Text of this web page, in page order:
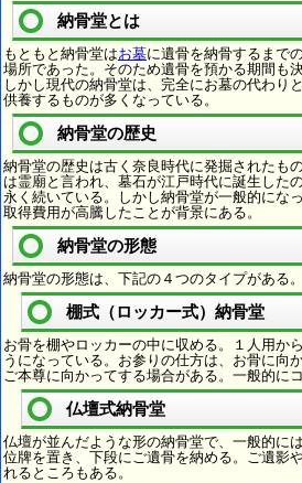
納骨堂とは
もともと納骨堂はお墓に遺骨を納骨するまで
場所であった。そのため遺骨を預かる期間も
しかし現代の納骨堂は、完全にお墓の代わり
供養するものが多くなっている。
納骨堂の歴史
納骨堂の歴史は古く奈良時代に発掘されたも
は霊廟と言われ、墓石が江戸時代に誕生した
永く続いている。しかし納骨堂が一般的にな
取得費用が高騰したことが背景にある。
納骨堂の形態
納骨堂の形態は、下記の４つのタイプがある。
棚式（ロッカー式）納骨堂
お骨を棚やロッカーの中に収める。１人用か
うになっている。お参りの仕方は、お骨に向
ご本尊に向かってする場合がある。一般的に
仏壇式納骨堂
仏壇が並んだような形の納骨堂で、一般的に
位牌を置き、下段にご遺骨を納める。ご遺影
れるところもある。